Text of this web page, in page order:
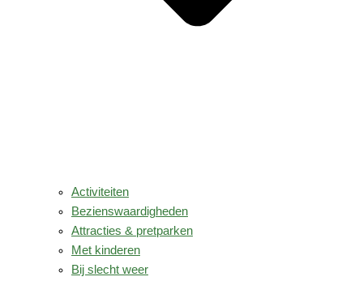
Activiteiten
Bezienswaardigheden
Attracties & pretparken
Met kinderen
Bij slecht weer